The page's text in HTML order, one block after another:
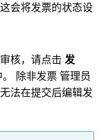
会将发票的状态设
核，请点击发
。 除非发票 管理员
法在提交后编辑发